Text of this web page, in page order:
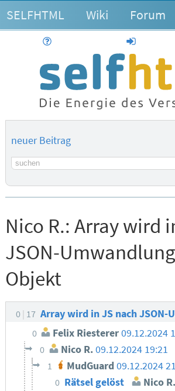
SELFHTML Wiki Forum
anmelden
neuer Beitrag
Suchbegriff
Nico R.: Array wird
JSON-
Objekt
0 17 Array wird in JS nach
0 Felix Riesterer09.12.2024
0 Nico R. 09.12.2024 19:21
1 MudGuard 09.12.2024
0 Rätsel gelöst Nico R.